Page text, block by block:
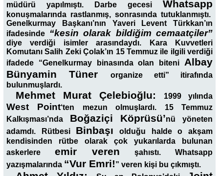
müdürü yapılmıştı. Darbe gecesi Whatsapp
konuşmalarında rastlanmış, sonrasında tutuklanmıştı.
Genelkurmay Başkanı’nın Yaveri Levent Türkkan’ın
ifadesinde “kesin olarak bildiğim cemaatçiler”
diye verdiği isimler arasındaydı. Kara Kuvvetleri
Komutanı Salih Zeki Çolak’ın 15 Temmuz ile ilgili verdiği
ifadede “Genelkurmay binasında olan biteni Albay
Bünyamin Tüner
organize etti” itirafında
bulunmuşlardı.
Mehmet Murat Çelebioğlu: 1999 yılında
West Point‘ten mezun olmuşlardı. 15 Temmuz
Kalkışması’nda Boğaziçi Köprüsü’nü yöneten
adamdı. Rütbesi Binbaşı olduğu halde o akşam
kendisinden rütbe olarak çok yukarılarda bulunan
askerlere emir verenşahıstı. Whatsapp
yazışmalarında “Vur Emri!” veren kişi bu çıkmıştı.